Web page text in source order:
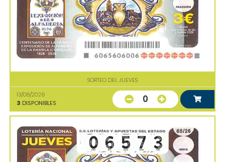
SORTEO DEL JUEVES
13/08/2026
3 DISPONIBLES 0